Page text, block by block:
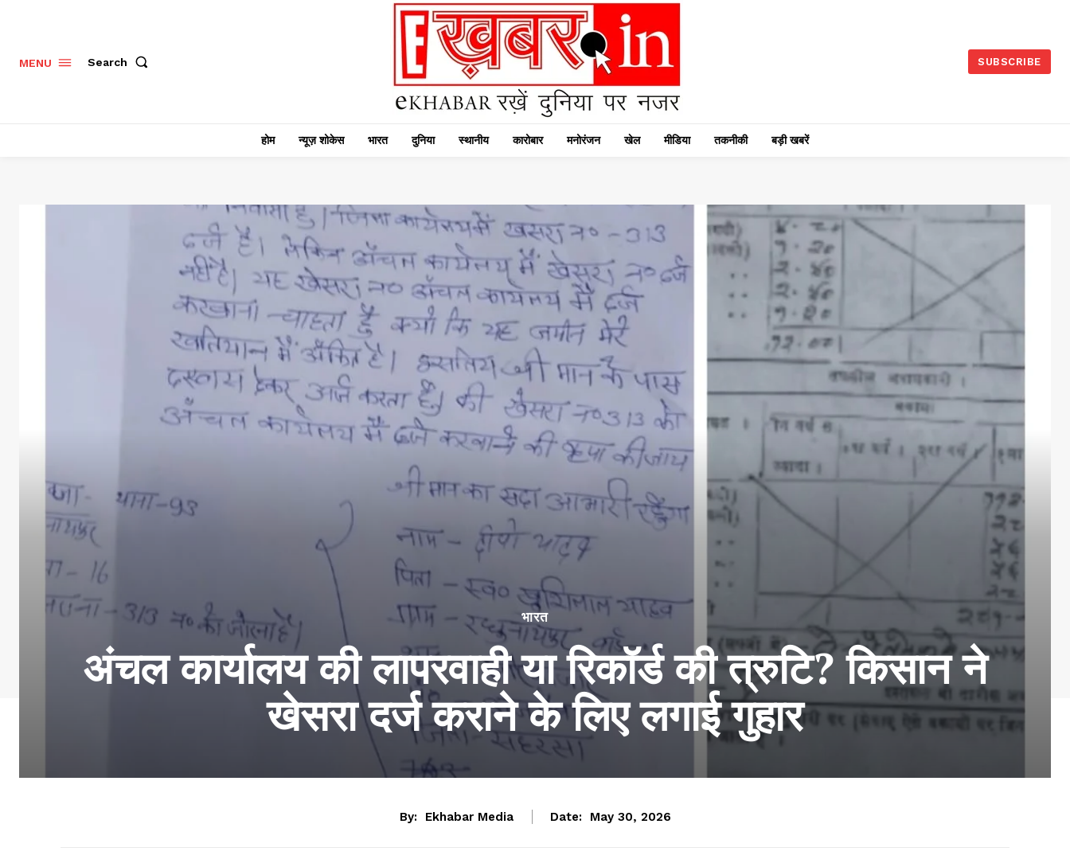
MENU Search SUBSCRIBE
होम न्यूज़ शोकेस भारत दुनिया स्थानीय कारोबार मनोरंजन खेल मीडिया तकनीकी बड़ी खबरें
भारत
अंचल कार्यालय की लापरवाही या रिकॉर्ड की त्रुटि? किसान ने
खेसरा दर्ज कराने के लिए लगाई गुहार
By: Ekhabar Media Date: May 30, 2026